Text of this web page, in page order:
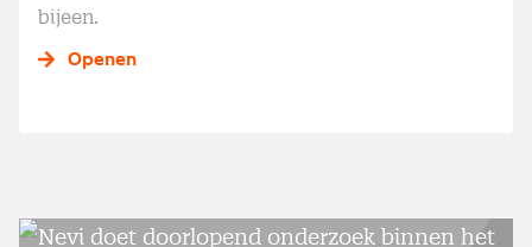
bijeen.
Openen